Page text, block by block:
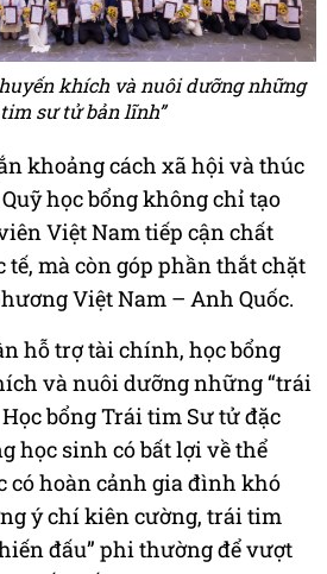
khích và nuôi dưỡng những
sư tử bản lĩnh”
khoảng cách xã hội và thúc
học bổng không chỉ tạo
Việt Nam tiếp cận chất
tế, mà còn góp phần thắt chặt
Việt Nam – Anh Quốc.
hỗ trợ tài chính, học bổng
và nuôi dưỡng những “trái
bổng Trái tim Sư tử đặc
học sinh có bất lợi về thể
có hoàn cảnh gia đình khó
ý chí kiên cường, trái tim
đấu” phi thường để vượt